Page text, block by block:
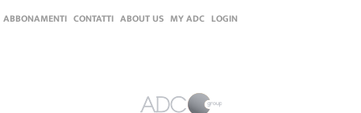
ABBONAMENTI CONTATTI ABOUT US MY ADC LOGIN